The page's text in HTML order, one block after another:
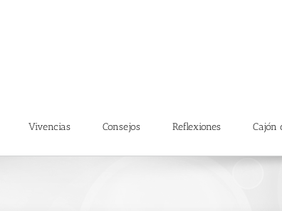
Vivencias Consejos Reflexiones Cajón